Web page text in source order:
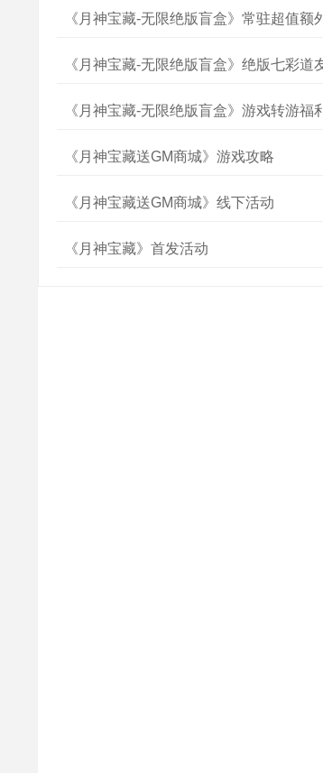
《月神宝藏-无限绝版盲盒》常驻超值额
《月神宝藏-无限绝版盲盒》绝版七彩道
《月神宝藏-无限绝版盲盒》游戏转游福
《月神宝藏送GM商城》游戏攻略
《月神宝藏送GM商城》线下活动
《月神宝藏》首发活动